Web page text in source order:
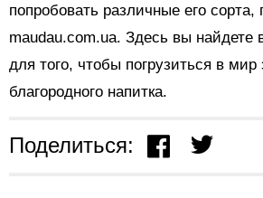
попробовать различные его сорта,
maudau.com.ua. Здесь вы найдете
для того, чтобы погрузиться в мир
благородного напитка.
Поделиться: